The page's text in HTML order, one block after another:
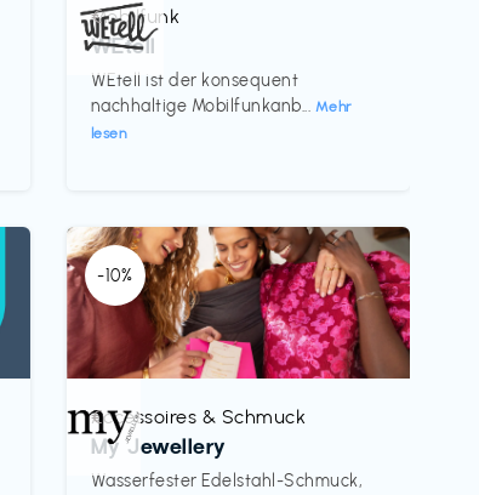
Mobilfunk
WEtell
WEtell ist der konsequent
nachhaltige Mobilfunkanb... Mehr
lesen
€‎
-10%
Accessoires & Schmuck
My Jewellery
Wasserfester Edelstahl-Schmuck,
€‎